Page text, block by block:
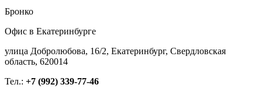
Бронко
Офис в Екатеринбурге
улица Добролюбова, 16/2, Екатеринбург, Свердловская
область, 620014
Тел.: +7 (992) 339-77-46